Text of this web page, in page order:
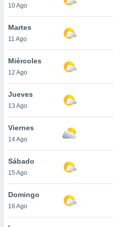
y
más
nuestra
y
de
disponible
cookies
10 Ago
Martes
11 Ago
Miércoles
12 Ago
Jueves
13 Ago
Viernes
14 Ago
Sábado
15 Ago
Domingo
16 Ago